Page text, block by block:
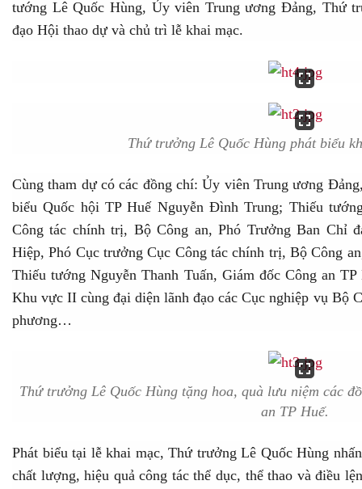
tướng Lê Quốc Hùng, Ủy viên Trung ương Đảng, Thứ
đạo Hội thao dự và chủ trì lễ khai mạc.
Thứ trưởng Lê Quốc Hùng phát biểu
Cùng tham dự có các đồng chí: Ủy viên Trung ương
biểu Quốc hội TP Huế Nguyễn Đình Trung; Thiếu
Công tác chính trị, Bộ Công an, Phó Trưởng Ban Chỉ
Hiệp, Phó Cục trưởng Cục Công tác chính trị, Bộ Công
Thiếu tướng Nguyễn Thanh Tuấn, Giám đốc Công an
Khu vực II cùng đại diện lãnh đạo các Cục nghiệp vụ Bộ
phương…
Thứ trưởng Lê Quốc Hùng tặng hoa, quà lưu niệm các
an TP Huế.
Phát biểu tại lễ khai mạc, Thứ trưởng Lê Quốc Hùng
chất lượng, hiệu quả công tác thể dục, thể thao và điều